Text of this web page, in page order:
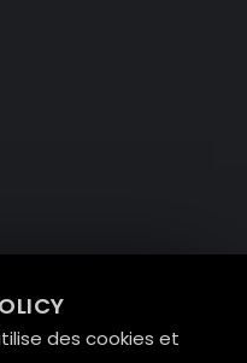
des cookies et